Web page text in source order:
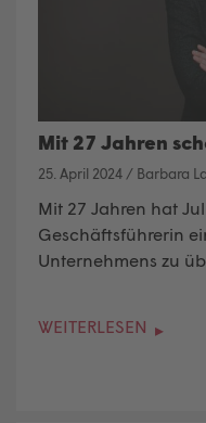
Mit 27 Jahren
25. April 2024 / Barbara
Mit 27 Jahren hat
Geschäftsführerin
Unternehmens zu
WEITERLESEN